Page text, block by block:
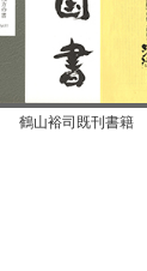
鶴山裕司既刊書籍